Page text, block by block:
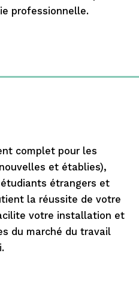
professionnelle.
complet pour les
et établies),
étrangers et
la réussite de votre
votre installation et
du marché du travail